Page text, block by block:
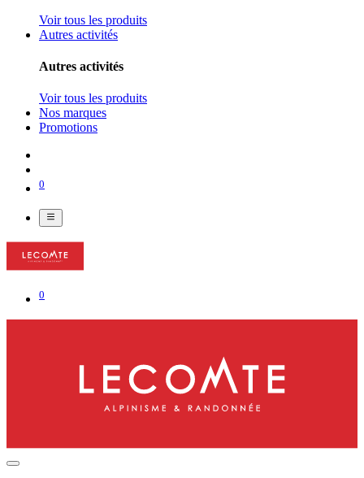
Voir tous les produits
Autres activités
Autres activités
Voir tous les produits
Nos marques
Promotions
0
0